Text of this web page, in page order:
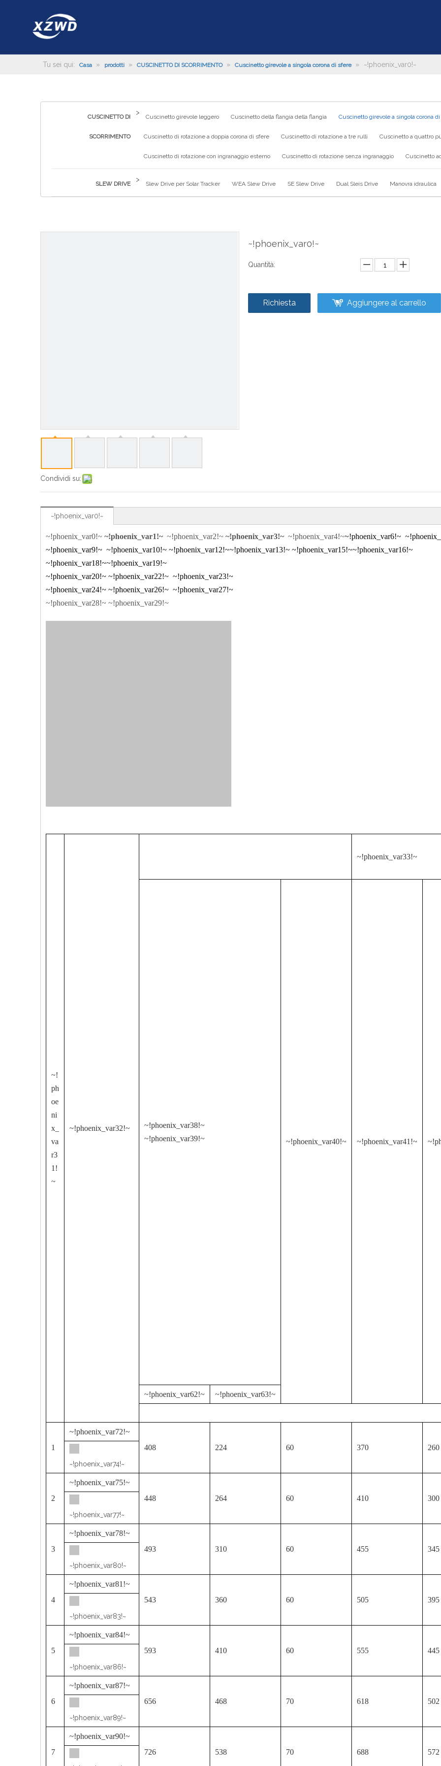
Tu sei qui: Casa » prodotti » CUSCINETTO DI SCORRIMENTO » Cuscinetto girevole a singola corona di sfere » ~!phoenix_var0!~
CUSCINETTO DI
SCORRIMENTO
>
Cuscinetto girevole leggero Cuscinetto della flangia della flangia Cuscinetto girevole a singola corona
Cuscinetto di rotazione a doppia corona di sfere Cuscinetto di rotazione a tre rulli Cuscinetto a quattro
Cuscinetto di rotazione con ingranaggio esterno Cuscinetto di rotazione senza ingranaggio Cuscinetto
SLEW DRIVE
>
Slew Drive per Solar Tracker WEA Slew Drive SE Slew Drive Dual Sleis Drive Manovra idraulica
Condividi su:
~!phoenix_var0!~
Quantità:
Richiesta Aggiungere al carrello
~!phoenix_var0!~
~!phoenix_var0!~ ~!phoenix_var1!~ ~!phoenix_var2!~ ~!phoenix_var3!~ ~!phoenix_var4!~~!phoenix_var6!~
~!phoenix_var9!~ ~!phoenix_var10!~ ~!phoenix_var12!~~!phoenix_var13!~ ~!phoenix_var15!~~!phoenix_var16!~
~!phoenix_var18!~~!phoenix_var19!~
~!phoenix_var20!~ ~!phoenix_var22!~ ~!phoenix_var23!~
~!phoenix_var24!~ ~!phoenix_var26!~ ~!phoenix_var27!~
~!phoenix_var28!~ ~!phoenix_var29!~
~!
ph
oe
ni
x_
va
r3
1!
~
~!phoenix_var32!~
~!phoenix_var33!~
~!phoenix_var38!~
~!phoenix_var39!~
~!phoenix_var40!~ ~!phoenix_var41!~
~!phoenix_var62!~ ~!phoenix_var63!~
1
~!phoenix_var72!~
408
224 60 370 260
~!phoenix_var74!~
2
~!phoenix_var75!~
448
264 60 410 300
~!phoenix_var77!~
3
~!phoenix_var78!~
493
310 60 455 345
~!phoenix_var80!~
4
~!phoenix_var81!~
543
360 60 505 395
~!phoenix_var83!~
5
~!phoenix_var84!~
593
410 60 555 445
~!phoenix_var86!~
6
~!phoenix_var87!~
656
468 70 618 502
~!phoenix_var89!~
7
~!phoenix_var90!~
726
538 70 688 572